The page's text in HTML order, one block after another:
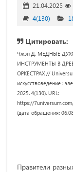
21.04.2025
4(130)
Цитировать:
Чжэн Д. МЕДНЫЕ
ИНСТРУМЕНТЫ В
ОРКЕСТРАХ //
искусствоведение :
2025. 4(130). URL:
https://
(дата обращения:
Правители